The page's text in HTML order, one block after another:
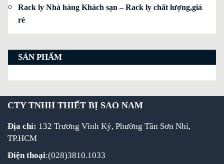
Rack ly Nhà hàng Khách sạn – Rack ly chất lượng,giá
rẻ
SẢN PHẨM
CTY TNHH THIẾT BỊ SAO NAM
Địa chỉ: 132 Trương Vĩnh Ký, Phường Tân Sơn Nhì,
TP.HCM
Điện thoại:(028)3810.1033